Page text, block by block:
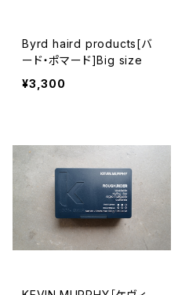
Byrd haird products[バ
ード・ポマード]Big size
¥3,300